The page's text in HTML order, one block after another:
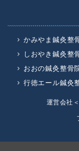
かみやま鍼灸整
しおやき鍼灸整
おおの鍼灸整骨
行徳エール鍼灸
運営会社